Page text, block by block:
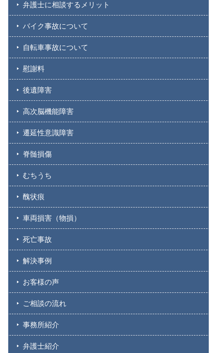
弁護士に相談するメリット
バイク事故について
自転車事故について
慰謝料
後遺障害
高次脳機能障害
遷延性意識障害
脊髄損傷
むちうち
醜状痕
車両損害（物損）
死亡事故
解決事例
お客様の声
ご相談の流れ
事務所紹介
弁護士紹介